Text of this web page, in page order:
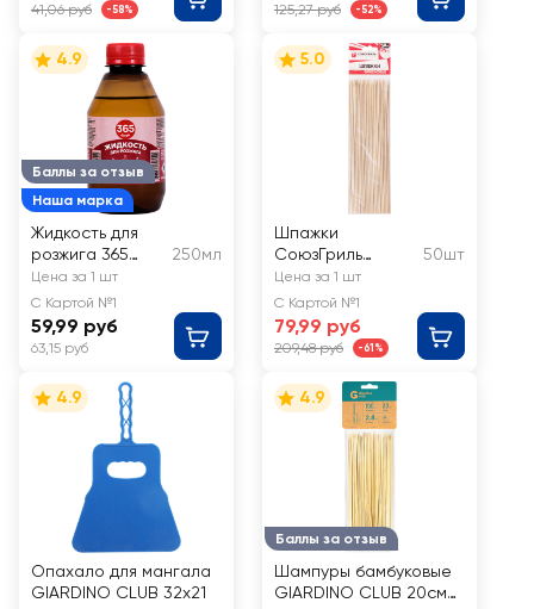
41,06 руб -58% 125,27 руб -52%
Баллы за отзыв
Наша марка
4.9
Жидкость для
розжига 365
ДНЕЙ
250мл
Цена за 1 шт
С Картой №1
59,99 руб
63,15 руб
5.0
Шпажки
СоюзГриль
бамбуковые 25см
50шт
Цена за 1 шт
С Картой №1
79,99 руб
209,48 руб -61%
4.9
Опахало для мангала
GIARDINO CLUB 32х21
Баллы за отзыв
4.9
Шампуры бамбуковые
GIARDINO CLUB 20см